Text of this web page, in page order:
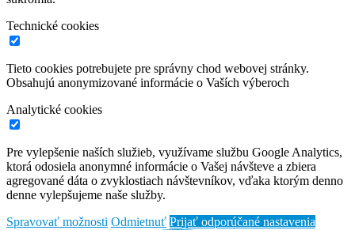
Technické cookies
Tieto cookies potrebujete pre správny chod webovej stránky.
Obsahujú anonymizované informácie o Vaších výberoch
Analytické cookies
Pre vylepšenie naších služieb, využívame službu Google Analytics,
ktorá odosiela anonymné informácie o Vašej návšteve a zbiera
agregované dáta o zvyklostiach návštevníkov, vďaka ktorým denno
denne vylepšujeme naše služby.
Spravovať možnosti Odmietnuť Prijať odporúčané nastavenia